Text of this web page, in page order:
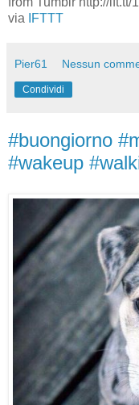
via
IFTTT
Pier61 Nessun
Condividi
#buongiorno
#wakeup